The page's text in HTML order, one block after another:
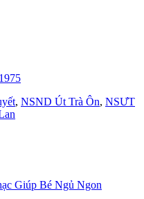
, NSND Út Trà Ôn, NSƯT
Giúp Bé Ngủ Ngon